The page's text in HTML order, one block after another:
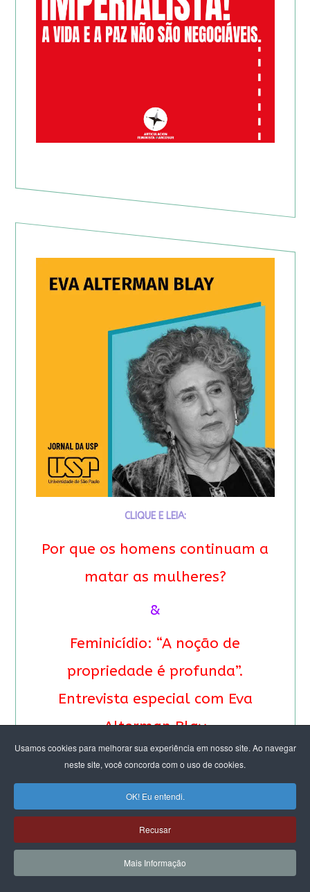
Usamos cookies para melhorar sua experiência em nosso site. Ao navegar
neste site, você concorda com o uso de cookies.
OK! Eu entendi.
Recusar
Mais Informação
CLIQUE E LEIA:
Por que os homens continuam a
matar as mulheres?
&
Feminicídio: “A noção de
propriedade é profunda”.
Entrevista especial com Eva
Alterman Blay